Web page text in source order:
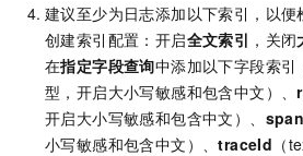
建议至少为日志添加以下索引，以便
创建索引配置：开启全文索引 ，关闭
在指定字段查询中添加以下字段索引
型，开启大小写敏感和包含中文）、
开启大小写敏感和包含中文）、
小写敏感和包含中文）、traceId （